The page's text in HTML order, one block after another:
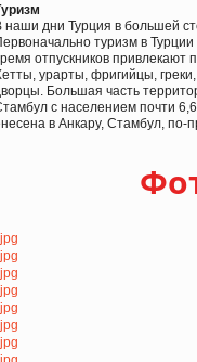
наши дни Турция в большей
туризм в
отпускников привлекают
урарты, фригийцы,
Большая часть
с населением почти
в Анкару, Стамбул, по-